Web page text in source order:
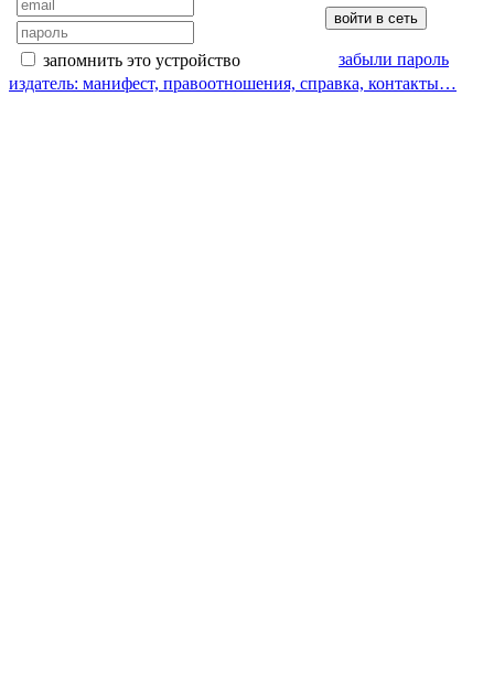
запомнить это устройство
забыли пароль
издатель: манифест, правоотношения, справка, контакты…